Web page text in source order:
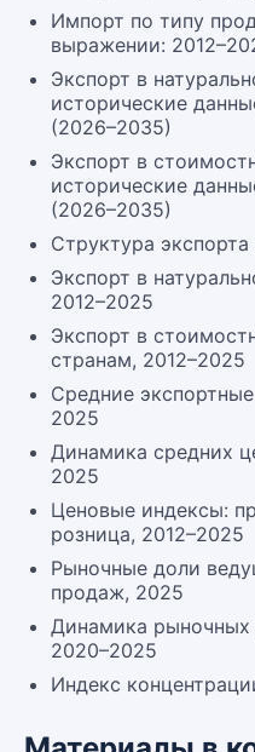
Импорт по типу
выражении:
Экспорт в
исторические
(2026–2035)
Экспорт в
исторические
(2026–2035)
Структура
Экспорт в
2012–2025
Экспорт в
странам, 2012–2025
Средние
2025
Динамика средних
2025
Ценовые индексы:
розница, 2012–2025
Рыночные доли
продаж, 2025
Динамика
2020–2025
Индекс